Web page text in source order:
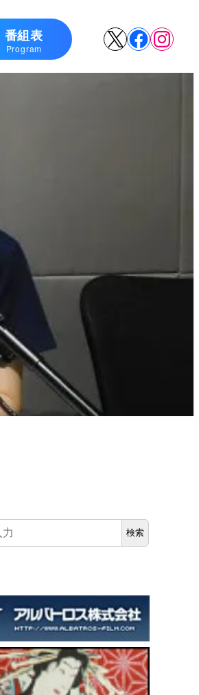
X
番組表
Program
検索